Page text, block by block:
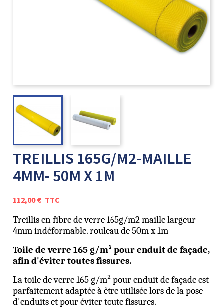
TREILLIS 165G/M2-MAILLE
4MM- 50M X 1M
112,00 € TTC
Treillis en fibre de verre 165g/m2 maille largeur
4mm indéformable. rouleau de 50m x 1m
Toile de verre 165 g/m² pour enduit de façade,
afin d'éviter toutes fissures.
La toile de verre 165 g/m² pour enduit de façade est
parfaitement adaptée à être utilisée lors de la pose
d'enduits et pour éviter toute fissures.